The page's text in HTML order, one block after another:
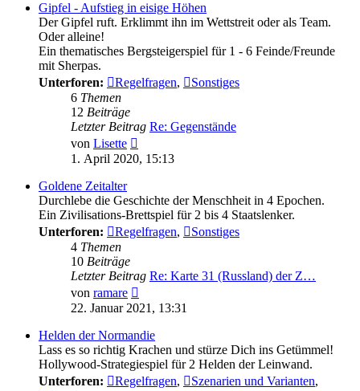
Gipfel - Aufstieg in eisige Höhen
Der Gipfel ruft. Erklimmt ihn im Wettstreit oder als Team.
Oder alleine!
Ein thematisches Bergsteigerspiel für 1 - 6 Feinde/Freunde
mit Sherpas.
Unterforen:
Regelfragen,
Sonstiges
6 Themen
12 Beiträge
Letzter Beitrag Re: Gegenstände
von Lisette
Beitrag
1. April 2020, 15:13
Goldene Zeitalter
Durchlebe die Geschichte der Menschheit in 4 Epochen.
Ein Zivilisations-Brettspiel für 2 bis 4 Staatslenker.
Unterforen:
Regelfragen,
Sonstiges
4 Themen
10 Beiträge
Letzter Beitrag Re: Karte 31 (Russland) der Z…
von ramare
Beitrag
22. Januar 2021, 13:31
Helden der Normandie
Lass es so richtig Krachen und stürze Dich ins Getümmel!
Hollywood-Strategiespiel für 2 Helden der Leinwand.
Unterforen:
Regelfragen, Szenarien und Varianten,